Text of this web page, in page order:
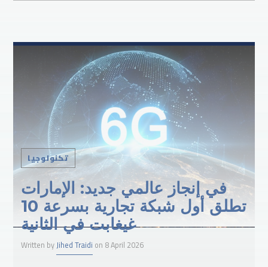
تكنولوجيا
في إنجاز عالمي جديد: الإمارات
تطلق أول شبكة تجارية بسرعة 10
غيغابت في الثانية
Written byJihed Traidi on 8 April 2026